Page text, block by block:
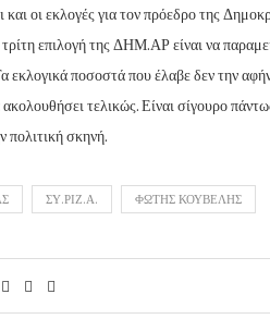
οι εκλογές για τον πρόεδρο της
επιλογή της ΔΗΜ.ΑΡ είναι να
εκλογικά ποσοστά που έλαβε δεν την
τελικώς. Είναι σίγουρο
πολιτική σκηνή.
ΣΥ.ΡΙΖ.Α. ΦΩΤΗΣ ΚΟΥΒΕΛΗΣ